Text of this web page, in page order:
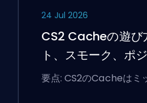
24 Jul 2026
CS2 Cacheの遊び
ト、スモーク、ポ
ミアのヒント
要点: CS2のCacheはミ